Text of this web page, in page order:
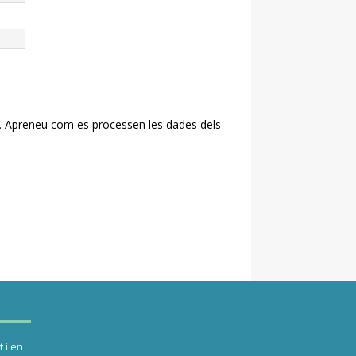
Apreneu com es processen les dades dels
i en